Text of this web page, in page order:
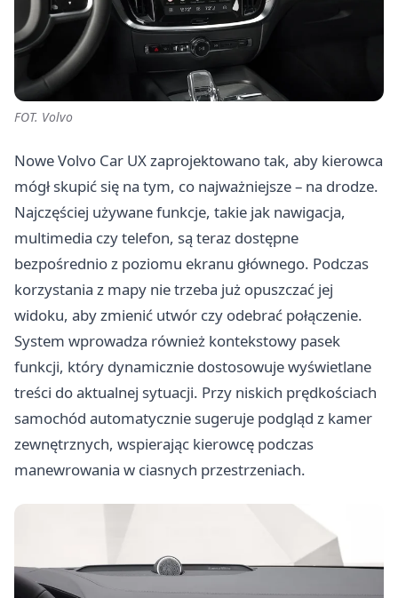
FOT. Volvo
Nowe Volvo Car UX zaprojektowano tak, aby kierowca
mógł skupić się na tym, co najważniejsze – na drodze.
Najczęściej używane funkcje, takie jak nawigacja,
multimedia czy telefon, są teraz dostępne
bezpośrednio z poziomu ekranu głównego. Podczas
korzystania z mapy nie trzeba już opuszczać jej
widoku, aby zmienić utwór czy odebrać połączenie.
System wprowadza również kontekstowy pasek
funkcji, który dynamicznie dostosowuje wyświetlane
treści do aktualnej sytuacji. Przy niskich prędkościach
samochód automatycznie sugeruje podgląd z kamer
zewnętrznych, wspierając kierowcę podczas
manewrowania w ciasnych przestrzeniach.